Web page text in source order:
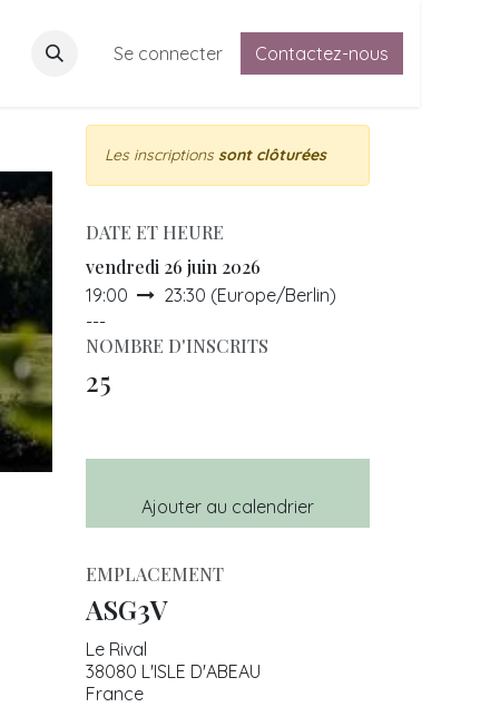
Adhésion Contactez-nous Forum des adhérents
Se connecter Contactez-nous
Les inscriptionssont clôturées
DATE ET HEURE
vendredi 26 juin 2026
19:00 23:30 (Europe/Berlin)
---
NOMBRE D'INSCRITS
25
Ajouter au calendrier
EMPLACEMENT
ASG3V
Le Rival
38080 L'ISLE D'ABEAU
France